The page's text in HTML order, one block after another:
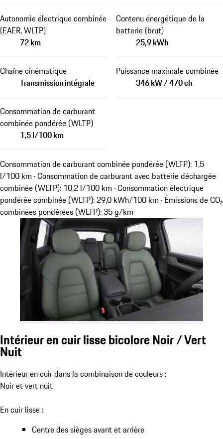
Autonomie électrique combinée
(EAER, WLTP)
72 km
Contenu énergétique de la
batterie (brut)
25,9 kWh
Chaîne cinématique
Transmission intégrale
Puissance maximale combinée
346 kW / 470 ch
Consommation de carburant
combinée pondérée (WLTP)
1,5 l/100 km
Consommation de carburant combinée pondérée (WLTP): 1,5
l/100 km · Consommation de carburant avec batterie déchargée
combinée (WLTP): 10,2 l/100 km · Consommation électrique
pondérée combinée (WLTP): 29,0 kWh/100 km · Émissions de CO₂
combinées pondérées (WLTP): 35 g/km
Intérieur en cuir lisse bicolore Noir / Vert
Nuit
Intérieur en cuir dans la combinaison de couleurs :
Noir et vert nuit
En cuir lisse :
Centre des sièges avant et arrière